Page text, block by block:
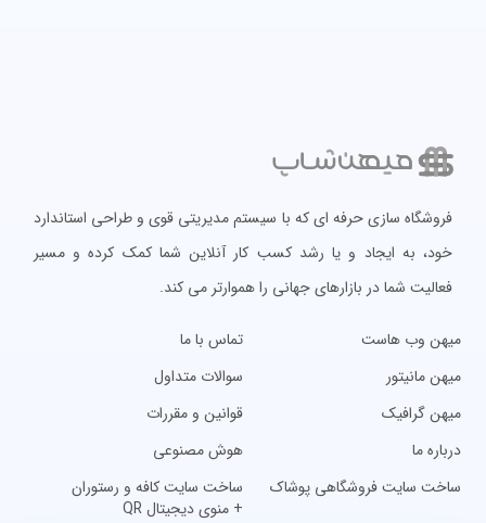
فروشگاه سازی حرفه ای که با سیستم مدیریتی قوی و طراحی استاندارد
خود، به ایجاد و یا رشد کسب کار آنلاین شما کمک کرده و مسیر
فعالیت شما در بازارهای جهانی را هموارتر می کند.
میهن وب هاست
میهن مانیتور
میهن گرافیک
درباره ما
تماس با ما
سوالات متداول
قوانین و مقررات
هوش مصنوعی
ساخت سایت فروشگاهی پوشاک
ساخت سایت کافه و رستوران
+ منوی دیجیتال QR